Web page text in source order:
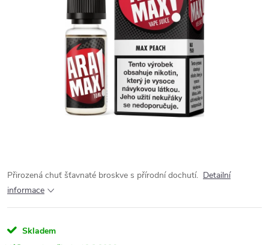
Přirozená chuť šťavnaté broskve s přírodní dochutí. Detailní
informace
Skladem